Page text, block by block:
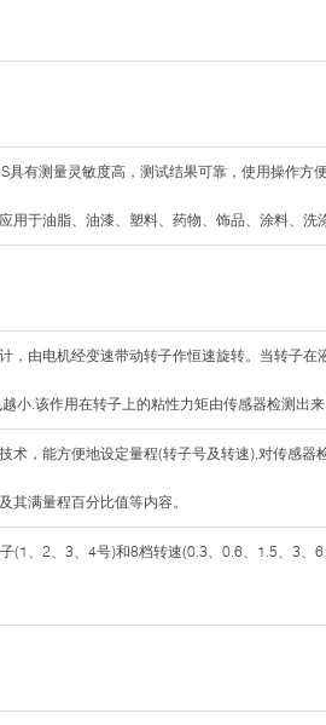
具有测量灵敏度高，测试结果可靠，使用操作方
用于油脂、油漆、塑料、药物、饰品、涂料、洗
，由电机经变速带动转子作恒速旋转。当转子
小.该作用在转子上的粘性力矩由传感器检测出
术，能方便地设定量程(转子号及转速),对传感
其满量程百分比值等内容。
(1、2、3、4号)和8档转速(0.3、0.6、1.5、3